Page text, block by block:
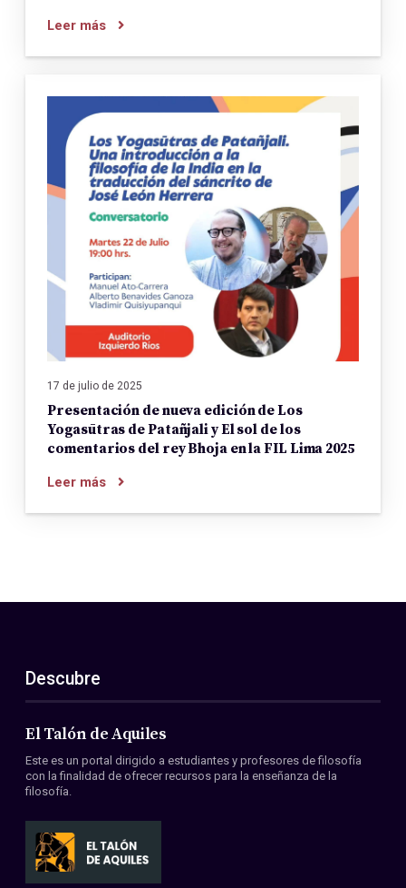
Leer más
17 de julio de 2025
Presentación de nueva edición de Los
Yogasūtras de Patañjali y El sol de los
comentarios del rey Bhoja en la FIL Lima 2025
Leer más
Descubre
El Talón de Aquiles
Este es un portal dirigido a estudiantes y profesores de filosofía
con la finalidad de ofrecer recursos para la enseñanza de la
filosofía.